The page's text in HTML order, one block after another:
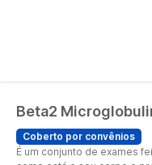
Beta2
Coberto por convênios
É um conjunto de exames